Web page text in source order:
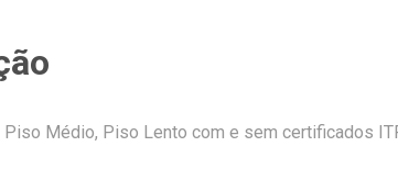
Piso Médio, Piso Lento com e sem certificados